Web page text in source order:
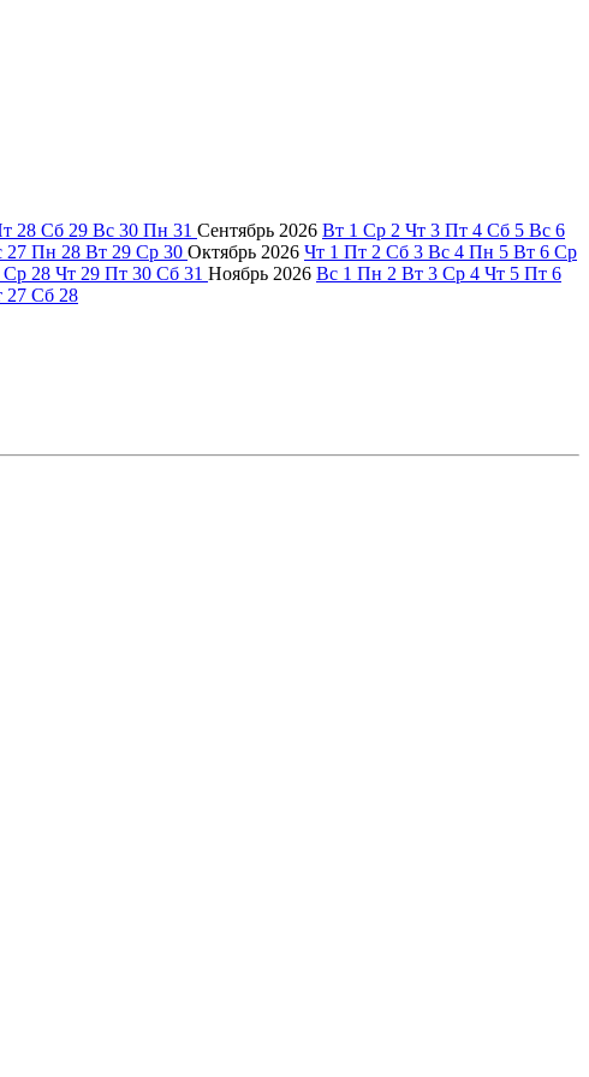
28 Сб 29 Вс 30 Пн 31 Сентябрь 2026 Вт 1 Ср 2 Чт 3 Пт 4 Сб 5 Вс 6
27 Пн 28 Вт 29 Ср 30 Октябрь 2026 Чт 1 Пт 2 Сб 3 Вс 4 Пн 5 Вт 6 Ср
Ср 28 Чт 29 Пт 30 Сб 31 Ноябрь 2026 Вс 1 Пн 2 Вт 3 Ср 4 Чт 5 Пт 6
27 Сб 28